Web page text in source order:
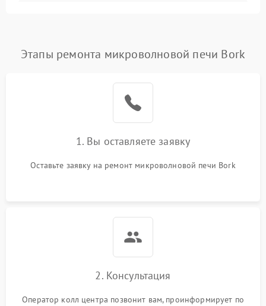
Появление запаха гари Подробнее →
2200 ₽
Не работают сенсорные
1000 ₽
Этапы ремонта микроволновой печи Bork
1. Вы оставляете заявку
Оставьте заявку на ремонт микроволновой печи Bork
2. Консультация
Оператор колл центра позвонит вам, проинформирует по